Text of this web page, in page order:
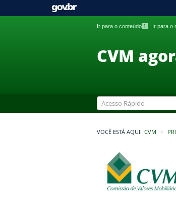
Ir para o conteúdo 1 Ir para o
CVM
Acesso Rápido
VOCÊ ESTÁ AQUI: CVM